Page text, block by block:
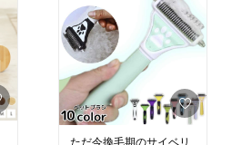
ただ今換毛期のサイベリ